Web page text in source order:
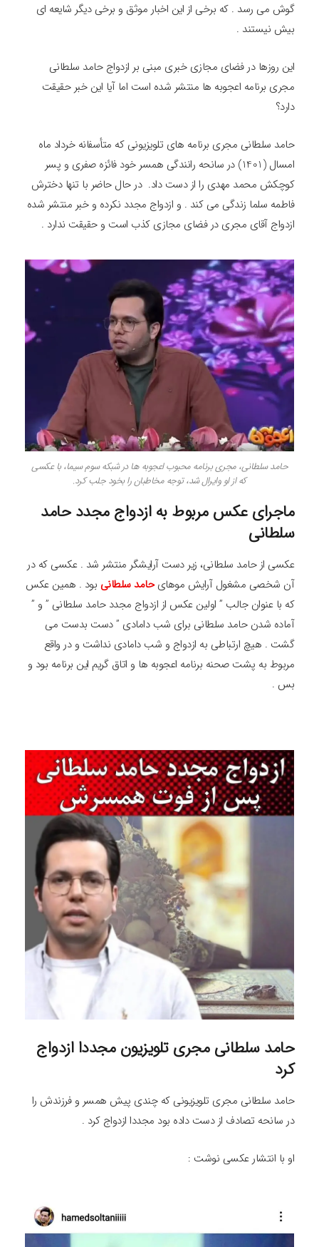
گوش می رسد . که برخی از این اخبار موثق و برخی دیگر شایعه ای
بیش نیستند .
این روزها در فضای مجازی خبری مبنی بر ازدواج حامد سلطانی
مجری برنامه اعجوبه ها منتشر شده است اما آیا این خبر حقیقت
دارد؟
حامد سلطانی مجری برنامه های تلویزیونی که متأسفانه خرداد ماه
امسال (1401) در سانحه رانندگی همسر خود فائزه صفری و پسر
کوچکش محمد مهدی را از دست داد. در حال حاضر با تنها دخترش
فاطمه سلما زندگی می کند . و ازدواج مجدد نکرده و خبر منتشر شده
ازدواج آقای مجری در فضای مجازی کذب است و حقیقت ندارد .
حامد سلطانی، مجری برنامه محبوب اعجوبه ها در شبکه سوم سیما، با عکسی
که از او وایرال شد، توجه مخاطبان را بخود جلب کرد.
ماجرای عکس مربوط به ازدواج مجدد حامد
سلطانی
عکسی از حامد سلطانی، زیر دست آرایشگر منتشر شد . عکسی که در
آن شخصی مشغول آرایش موهایحامد سلطانی بود . همین عکس
که با عنوان جالب ” اولین عکس از ازدواج مجدد حامد سلطانی ” و ”
آماده شدن حامد سلطانی برای شب دامادی ” دست بدست می
گشت . هیچ ارتباطی به ازدواج و شب دامادی نداشت و در واقع
مربوط به پشت صحنه برنامه اعجوبه ها و اتاق گریم این برنامه بود و
بس .
حامد سلطانی مجری تلویزیون مجددا ازدواج
کرد
حامد سلطانی مجری تلویزیونی که چندی پیش همسر و فرزندش را
در سانحه تصادف از دست داده بود مجددا ازدواج کرد .
او با انتشار عکسی نوشت :